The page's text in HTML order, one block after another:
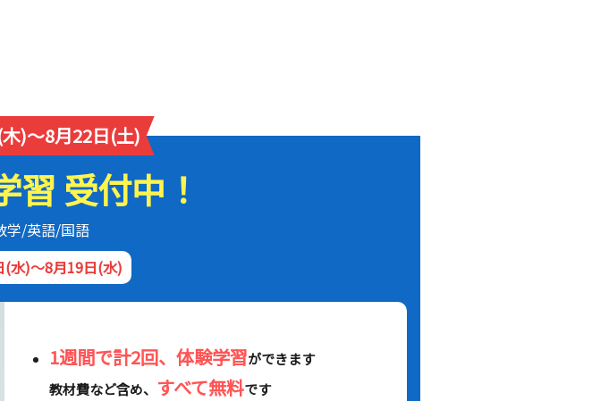
)～8月22日(土)
習 受付中！
学/英語/国語
(水)～8月19日(水)
1週間で計2回、体験学習ができます
教材費など含め、 すべて無料です